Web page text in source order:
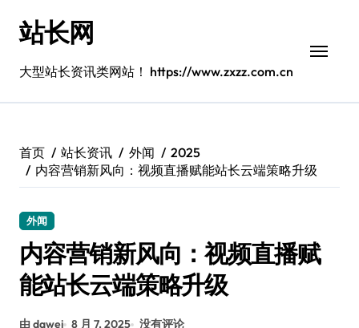
站长网
大型站长资讯类网站！ https://www.zxzz.com.cn
首页 站长资讯 外闻
2025
内容营销新风向：视频直播赋能站长云端策略升级
外闻
内容营销新风向：视频直播赋
能站长云端策略升级
由 dawei 8 月 7, 2025 没有评论